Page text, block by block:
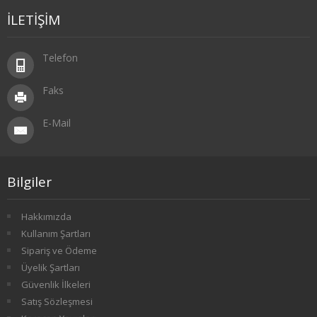
3. SINIF 5. YARIYIL MALİYE
ÇALIŞMA EKO. VE END. İLİŞ.
2. SINIF 3. YARIYIL ÇEKO
2. SINIF 4. YARIYIL ÇEKO
3. SINIF 5. YARIYIL ÇEKO
İLETİŞİM
Telefon
Faks
E-Mail
Bilgiler
Hakkımızda
Kullanım Şartları
Sipariş ve Ödeme
Üyelik Şartları
Güvenlik İlkeleri
Satış Sözleşmesi